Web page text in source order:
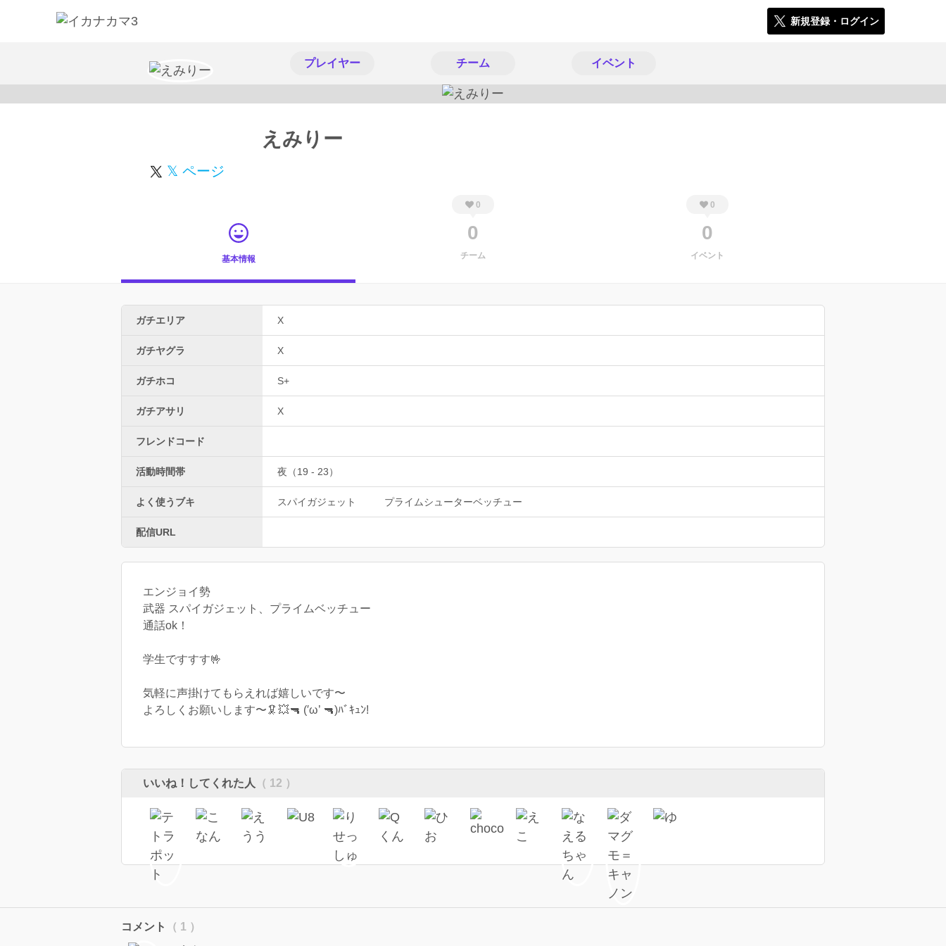
新規登録・ログイン
プレイヤー チーム イベント
えみりー
𝕏 ページ
基本情報
0
0
チーム
0
0
イベント
ガチエリア X
ガチヤグラ X
ガチホコ S+
ガチアサリ X
フレンドコード
活動時間帯 夜（19 - 23）
よく使うブキ スパイガジェット プライムシューターベッチュー
配信URL
エンジョイ勢
武器 スパイガジェット、プライムベッチュー
通話ok！
学生ですすす🤟
気軽に声掛けてもらえれば嬉しいです〜
よろしくお願いします〜🦑💥🔫 (′ω’ 🔫)ﾊﾞｷｭﾝ!
いいね！してくれた人 （ 12 ）
コメント （ 1 ）